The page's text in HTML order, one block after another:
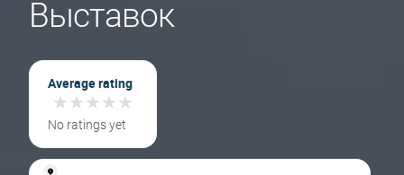
Выставок
Average rating
★★★★★
★★★★★
No ratings yet